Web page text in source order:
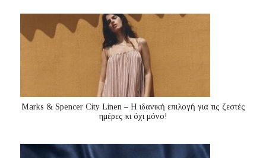
Marks & Spencer City Linen – Η ιδανική επιλογή για τις ζεστές
ημέρες κι όχι μόνο!